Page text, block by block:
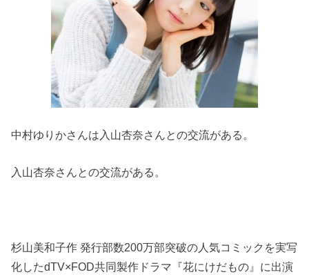
中村ゆりかさんは入山杏奈さんとの交流がある。
入山杏奈さんとの交流がある。
杉山美和子作 発行部数200万部突破の人気コミックを実写
化したdTV×FOD共同製作ドラマ『花にけだもの』に出演